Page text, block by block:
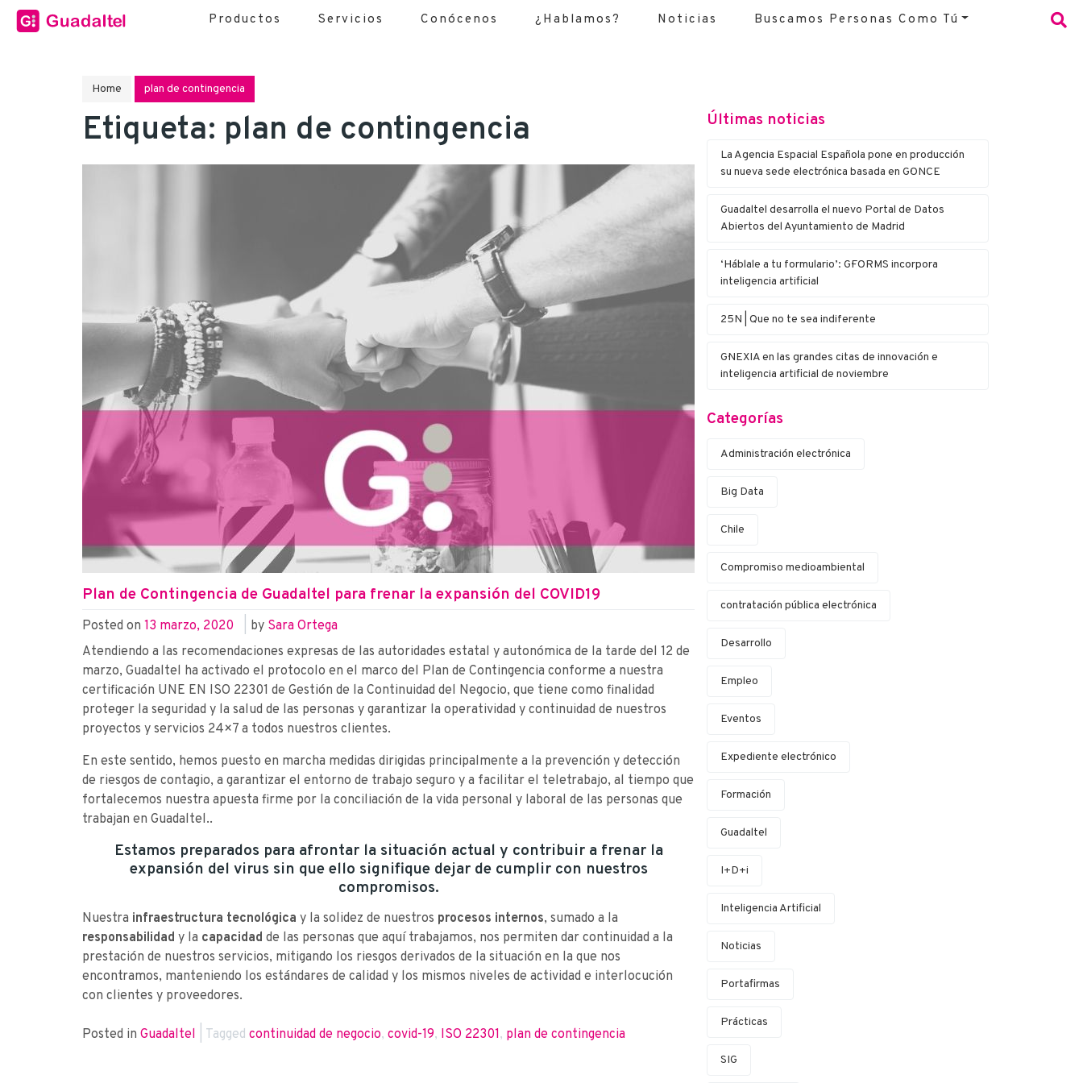
Productos Servicios Conócenos ¿Hablamos? Noticias Buscamos Personas Como Tú
Home plan de contingencia
Etiqueta: plan de contingencia
Plan de Contingencia de Guadaltel para frenar la expansión del COVID19
Posted on 13 marzo, 2020 by Sara Ortega
Atendiendo a las recomendaciones expresas de las autoridades estatal y autonómica de la tarde del 12 de
marzo, Guadaltel ha activado el protocolo en el marco del Plan de Contingencia conforme a nuestra
certificación UNE EN ISO 22301 de Gestión de la Continuidad del Negocio, que tiene como finalidad
proteger la seguridad y la salud de las personas y garantizar la operatividad y continuidad de nuestros
proyectos y servicios 24×7 a todos nuestros clientes.
En este sentido, hemos puesto en marcha medidas dirigidas principalmente a la prevención y detección
de riesgos de contagio, a garantizar el entorno de trabajo seguro y a facilitar el teletrabajo, al tiempo que
fortalecemos nuestra apuesta firme por la conciliación de la vida personal y laboral de las personas que
trabajan en Guadaltel..
Estamos preparados para afrontar la situación actual y contribuir a frenar la
expansión del virus sin que ello signifique dejar de cumplir con nuestros
compromisos.
Nuestra infraestructura tecnológica y la solidez de nuestros procesos internos, sumado a la
responsabilidad y la capacidad de las personas que aquí trabajamos, nos permiten dar continuidad a la
prestación de nuestros servicios, mitigando los riesgos derivados de la situación en la que nos
encontramos, manteniendo los estándares de calidad y los mismos niveles de actividad e interlocución
con clientes y proveedores.
Posted in Guadaltel Tagged continuidad de negocio, covid-19, ISO 22301, plan de contingencia
Últimas noticias
La Agencia Espacial Española pone en producción
su nueva sede electrónica basada en G·ONCE
Guadaltel desarrolla el nuevo Portal de Datos
Abiertos del Ayuntamiento de Madrid
‘Háblale a tu formulario’: G·FORMS incorpora
inteligencia artificial
25N | Que no te sea indiferente
G·NEXIA en las grandes citas de innovación e
inteligencia artificial de noviembre
Categorías
Administración electrónica
Big Data
Chile
Compromiso medioambiental
contratación pública electrónica
Desarrollo
Empleo
Eventos
Expediente electrónico
Formación
Guadaltel
I+D+i
Inteligencia Artificial
Noticias
Portafirmas
Prácticas
SIG